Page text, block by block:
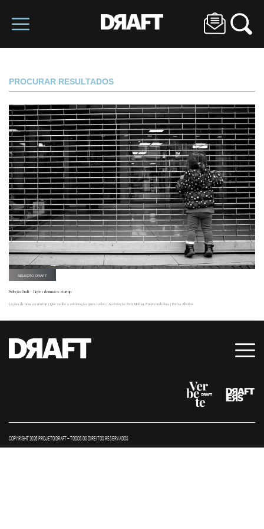
PROCURAR RESULTADOS
SELEÇÃO DRAFT
Seleção Draft – Lições de uma ex-startup
Lições de uma ex-startup | Que venha a automação (para todos) | Aceleração Itaú Mulher Empreendedora | Portas Abertas
COPYRIGHT 2026 PROJETO DRAFT – TODOS OS DIREITOS RESERVADOS